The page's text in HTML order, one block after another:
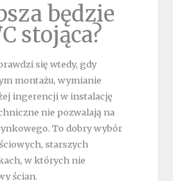
będzie
stojąca?
się wtedy, gdy
montażu, wymianie
ingerencji w instalację
nie pozwalają na
To dobry wybór
starszych
w których nie
ścian.